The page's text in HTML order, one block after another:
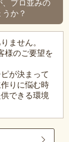
、プロ並みの
か？
ません。
様のご要望を
が決まって
りに悩む時
できる環境